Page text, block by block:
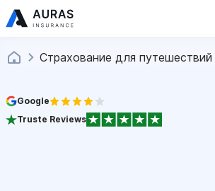
Страхование для
Google
Truste Reviews